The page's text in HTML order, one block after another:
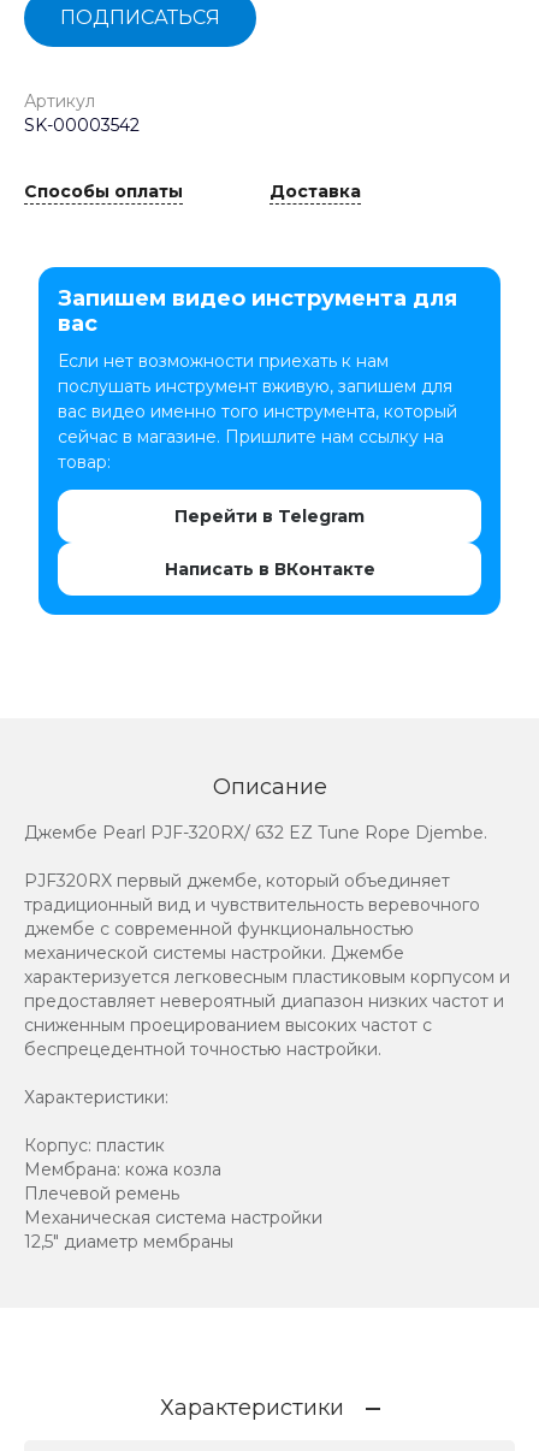
ПОДПИСАТЬСЯ
Артикул
SK-00003542
Способы оплаты Доставка
Запишем видео инструмента для
вас
Если нет возможности приехать к нам
послушать инструмент вживую, запишем для
вас видео именно того инструмента, который
сейчас в магазине. Пришлите нам ссылку на
товар:
Перейти в Telegram
Написать в ВКонтакте
Описание
Джембе Pearl PJF-320RX/ 632 EZ Tune Rope Djembe.
PJF320RX первый джембе, который объединяет
традиционный вид и чувствительность веревочного
джембе с современной функциональностью
механической системы настройки. Джембе
характеризуется легковесным пластиковым корпусом и
предоставляет невероятный диапазон низких частот и
сниженным проецированием высоких частот с
беспрецедентной точностью настройки.
Характеристики:
Корпус: пластик
Мембрана: кожа козла
Плечевой ремень
Механическая система настройки
12,5" диаметр мембраны
Характеристики